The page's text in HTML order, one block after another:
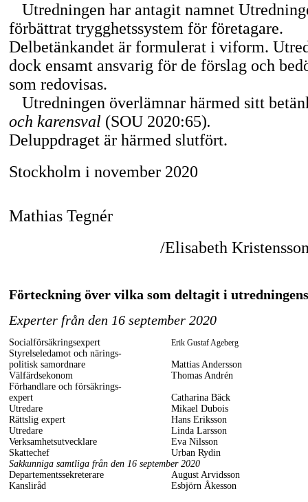
Utredningen har antagit namnet
förbättrat trygghetssystem för företagare.
Delbetänkandet är formulerat i viform.
dock ensamt ansvarig för de förslag och
som redovisas.
Utredningen överlämnar härmed sitt
och karensval (SOU 2020:65).
Deluppdraget är härmed slutfört.
Stockholm i november 2020
Mathias Tegnér
/Elisabeth
Förteckning över vilka som deltagit i
Experter från den 16 september 2020
Socialförsäkringsexpert Erik Gustaf Ageberg
Styrelseledamot och närings-
politisk samordnare
Mattias Andersson
Välfärdsekonom
Thomas Andrén
Förhandlare och försäkrings-
expert
Catharina Bäck
Utredare
Mikael Dubois
Rättslig expert
Hans Eriksson
Utredare
Linda Larsson
Verksamhetsutvecklare
Eva Nilsson
Skattechef
Urban Rydin
Sakkunniga samtliga från den 16 september 2020
Departementssekreterare
August Arvidsson
Kansliråd
Esbjörn Åkesson